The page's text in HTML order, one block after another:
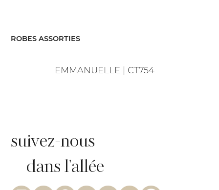
​ROBES ASSORTIES
EMMANUELLE | CT754
suivez-nous
dans l'allée